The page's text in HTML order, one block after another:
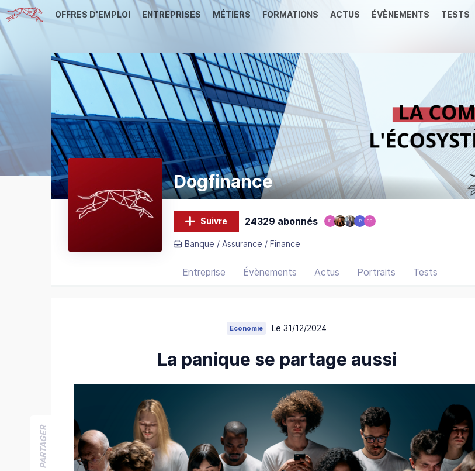
OFFRES D'EMPLOI ENTREPRISES MÉTIERS FORMATIONS ACTUS ÉVÈNEMENTS TESTS
Dogfinance
Suivre 24329 abonnés IE LP CS
Banque / Assurance / Finance
Entreprise Évènements Actus Portraits Tests
PARTAGER
Economie Le 31/12/2024
La panique se partage aussi